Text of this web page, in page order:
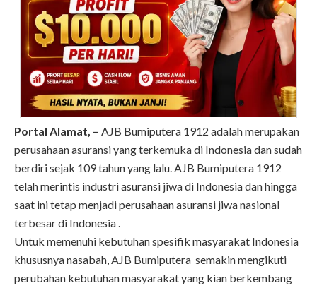
Portal Alamat, – AJB Bumiputera 1912 adalah merupakan
perusahaan asuransi yang terkemuka di Indonesia dan sudah
berdiri sejak 109 tahun yang lalu. AJB Bumiputera 1912
telah merintis industri asuransi jiwa di Indonesia dan hingga
saat ini tetap menjadi perusahaan asuransi jiwa nasional
terbesar di Indonesia .
Untuk memenuhi kebutuhan spesifik masyarakat Indonesia
khususnya nasabah, AJB Bumiputera semakin mengikuti
perubahan kebutuhan masyarakat yang kian berkembang